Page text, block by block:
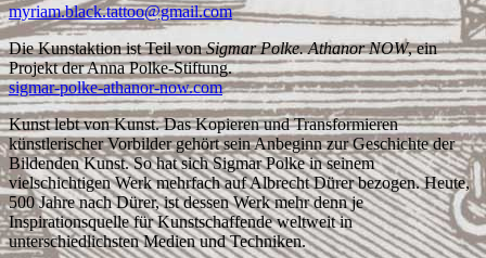
myriam.black.tattoo@gmail.com
Die Kunstaktion ist Teil vonSigmar Polke. Athanor NOW, ein
Projekt der Anna Polke-Stiftung.
sigmar-polke-athanor-now.com
Kunst lebt von Kunst. Das Kopieren und Transformieren
künstlerischer Vorbilder gehört sein Anbeginn zur Geschichte der
Bildenden Kunst. So hat sich Sigmar Polke in seinem
vielschichtigen Werk mehrfach auf Albrecht Dürer bezogen. Heute,
500 Jahre nach Dürer, ist dessen Werk mehr denn je
Inspirationsquelle für Kunstschaffende weltweit in
unterschiedlichsten Medien und Techniken.